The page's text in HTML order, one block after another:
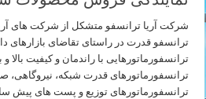
شرکت آریا ترانسفو متشکل از شرکت های
ترانسفو قدرت در راستای تقاضای بازارهای
ترانسفورماتورهایی با راندمان و کیفیت بالا و
ترانسفورماتورهای قدرت شبکه، نیروگاهی،
ترانسفورماتورهای توزیع و پست های پیش